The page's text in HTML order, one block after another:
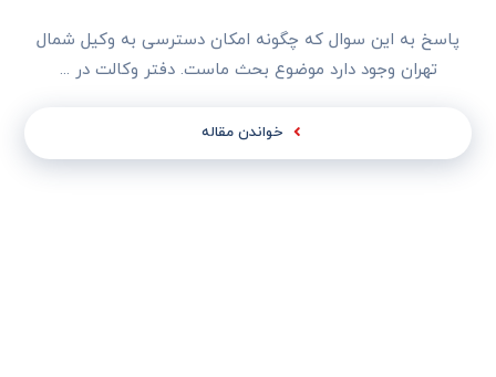
پاسخ به این سوال که چگونه امکان دسترسی به وکیل شمال
تهران وجود دارد موضوع بحث ماست. دفتر وکالت در ...
خواندن مقاله